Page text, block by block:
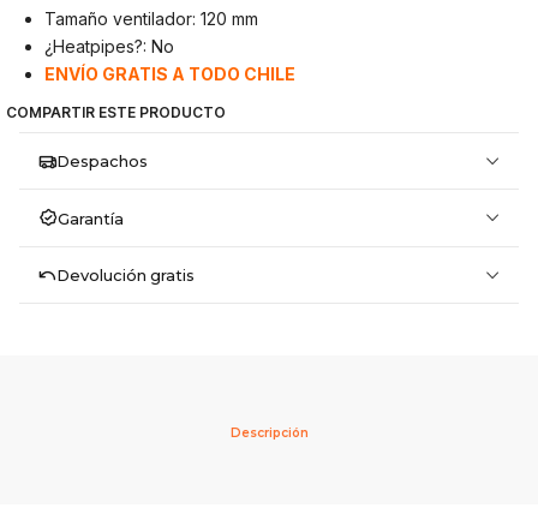
Tamaño ventilador: 120 mm
¿Heatpipes?: No
ENVÍO GRATIS A TODO CHILE
COMPARTIR ESTE PRODUCTO
Despachos
Garantía
Devolución gratis
Descripción